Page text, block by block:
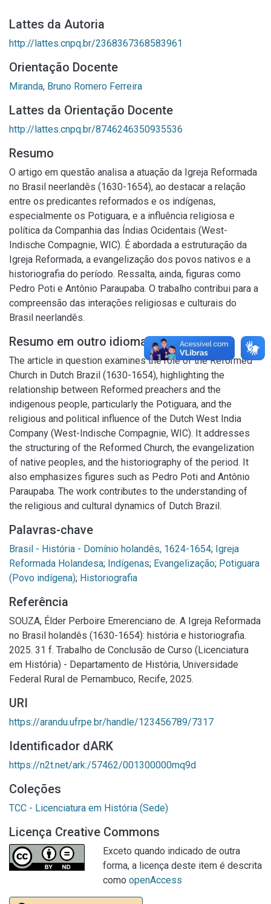
Lattes da Autoria
http://lattes.cnpq.br/2368367368583961
Orientação Docente
Miranda, Bruno Romero Ferreira
Lattes da Orientação Docente
http://lattes.cnpq.br/8746246350935536
Resumo
O artigo em questão analisa a atuação da Igreja Reformada
no Brasil neerlandês (1630-1654), ao destacar a relação
entre os predicantes reformados e os indígenas,
especialmente os Potiguara, e a influência religiosa e
política da Companhia das Índias Ocidentais (West-
Indische Compagnie, WIC). É abordada a estruturação da
Igreja Reformada, a evangelização dos povos nativos e a
historiografia do período. Ressalta, ainda, figuras como
Pedro Poti e Antônio Paraupaba. O trabalho contribui para a
compreensão das interações religiosas e culturais do
Brasil neerlandês.
Resumo em outro idioma
The article in question examines the role of the Reformed
Church in Dutch Brazil (1630-1654), highlighting the
relationship between Reformed preachers and the
indigenous people, particularly the Potiguara, and the
religious and political influence of the Dutch West India
Company (West-Indische Compagnie, WIC). It addresses
the structuring of the Reformed Church, the evangelization
of native peoples, and the historiography of the period. It
also emphasizes figures such as Pedro Poti and Antônio
Paraupaba. The work contributes to the understanding of
the religious and cultural dynamics of Dutch Brazil.
Palavras-chave
Brasil - História - Domínio holandês, 1624-1654; Igreja
Reformada Holandesa; Indígenas; Evangelização; Potiguara
(Povo indígena); Historiografia
Referência
SOUZA, Élder Perboire Emerenciano de. A Igreja Reformada
no Brasil holandês (1630-1654): história e historiografia.
2025. 31 f. Trabalho de Conclusão de Curso (Licenciatura
em História) - Departamento de História, Universidade
Federal Rural de Pernambuco, Recife, 2025.
URI
https://arandu.ufrpe.br/handle/123456789/7317
Identificador dARK
https://n2t.net/ark:/57462/001300000mq9d
Coleções
TCC - Licenciatura em História (Sede)
Licença Creative Commons
Exceto quando indicado de outra
forma, a licença deste item é descrita
como openAccess